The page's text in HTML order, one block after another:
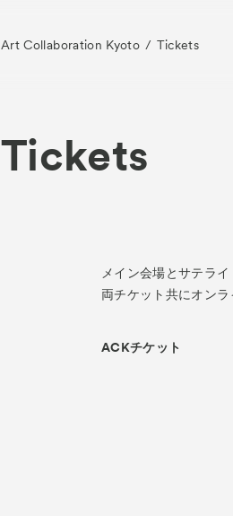
Art Collaboration Kyoto Tickets
- Gallery
ACK
-
Tickets
メイン会場とサテラ
両チケット共にオンラ
ACKチケット